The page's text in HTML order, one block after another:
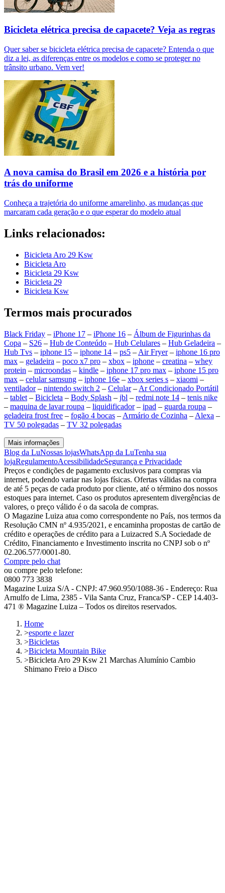
Bicicleta elétrica precisa de capacete? Veja as regras
Quer saber se bicicleta elétrica precisa de capacete? Entenda o que
diz a lei, as diferenças entre os modelos e como se proteger no
trânsito urbano. Vem ver!
A nova camisa do Brasil em 2026 e a história por
trás do uniforme
Conheça a trajetória do uniforme amarelinho, as mudanças que
marcaram cada geração e o que esperar do modelo atual
Links relacionados:
Bicicleta Aro 29 Ksw
Bicicleta Aro
Bicicleta 29 Ksw
Bicicleta 29
Bicicleta Ksw
Termos mais procurados
Black Friday – iPhone 17 – iPhone 16 – Álbum de Figurinhas da
Copa – S26 – Hub de Conteúdo – Hub Celulares – Hub Geladeira –
Hub Tvs – iphone 15 – iphone 14 – ps5 – Air Fryer– iphone 16 pro
max – geladeira – poco x7 pro – xbox – iphone – creatina – whey
protein – microondas – kindle – iphone 17 pro max – iphone 15 pro
max – celular samsung – iphone 16e – xbox series s – xiaomi –
ventilador– nintendo switch 2 – Celular– Ar Condicionado Portátil
– tablet – Bicicleta – Body Splash – jbl – redmi note 14 – tenis nike
– maquina de lavar roupa – liquidificador– ipad – guarda roupa –
geladeira frost free – fogão 4 bocas – Armário de Cozinha – Alexa –
TV 50 polegadas – TV 32 polegadas
Mais informações
Blog da LuNossas lojasWhatsApp da LuTenha sua
lojaRegulamentoAcessibilidadeSegurança e Privacidade
Preços e condições de pagamento exclusivos para compras via
internet, podendo variar nas lojas físicas. Ofertas válidas na compra
de até 5 peças de cada produto por cliente, até o término dos nossos
estoques para internet. Caso os produtos apresentem divergências de
valores, o preço válido é o da sacola de compras.
O Magazine Luiza atua como correspondente no País, nos termos da
Resolução CMN nº 4.935/2021, e encaminha propostas de cartão de
crédito e operações de crédito para a Luizacred S.A Sociedade de
Crédito, Financiamento e Investimento inscrita no CNPJ sob o nº
02.206.577/0001-80.
Compre pelo chat
ou compre pelo telefone:
0800 773 3838
Magazine Luiza S/A - CNPJ: 47.960.950/1088-36 - Endereço: Rua
Arnulfo de Lima, 2385 - Vila Santa Cruz, Franca/SP - CEP 14.403-
471 ® Magazine Luiza – Todos os direitos reservados.
Home
>esporte e lazer
>Bicicletas
>Bicicleta Mountain Bike
>Bicicleta Aro 29 Ksw 21 Marchas Alumínio Cambio
Shimano Freio a Disco